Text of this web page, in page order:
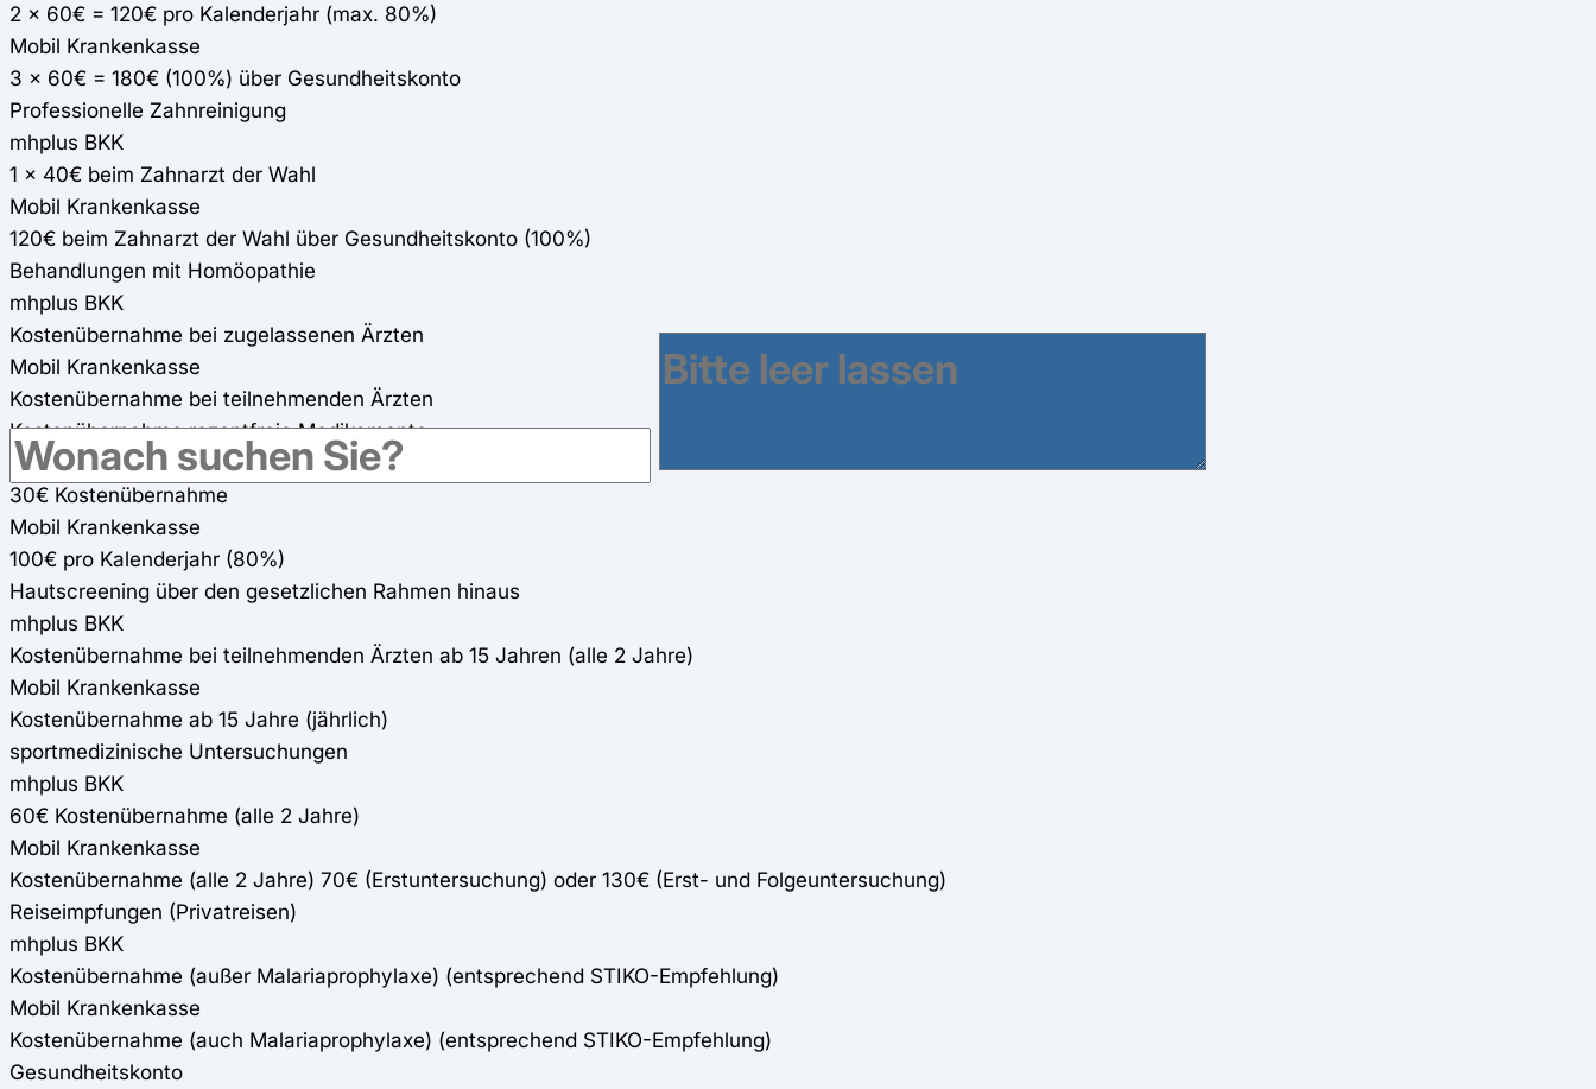
2 x 60€ = 120€ pro Kalenderjahr (max. 80%)
Mobil Krankenkasse
3 x 60€ = 180€ (100%) über Gesundheitskonto
Professionelle Zahnreinigung
mhplus BKK
1 x 40€ beim Zahnarzt der Wahl
Mobil Krankenkasse
120€ beim Zahnarzt der Wahl über Gesundheitskonto (100%)
Behandlungen mit Homöopathie
mhplus BKK
Kostenübernahme bei zugelassenen Ärzten
Mobil Krankenkasse
Kostenübernahme bei teilnehmenden Ärzten
Kostenübernahme rezeptfreie Medikamente
mhplus BKK
30€ Kostenübernahme
Mobil Krankenkasse
100€ pro Kalenderjahr (80%)
Hautscreening über den gesetzlichen Rahmen hinaus
mhplus BKK
Kostenübernahme bei teilnehmenden Ärzten ab 15 Jahren (alle 2 Jahre)
Mobil Krankenkasse
Kostenübernahme ab 15 Jahre (jährlich)
sportmedizinische Untersuchungen
mhplus BKK
60€ Kostenübernahme (alle 2 Jahre)
Mobil Krankenkasse
Kostenübernahme (alle 2 Jahre) 70€ (Erstuntersuchung) oder 130€ (Erst- und Folgeuntersuchung)
Reiseimpfungen (Privatreisen)
mhplus BKK
Kostenübernahme (außer Malariaprophylaxe) (entsprechend STIKO-Empfehlung)
Mobil Krankenkasse
Kostenübernahme (auch Malariaprophylaxe) (entsprechend STIKO-Empfehlung)
Gesundheitskonto